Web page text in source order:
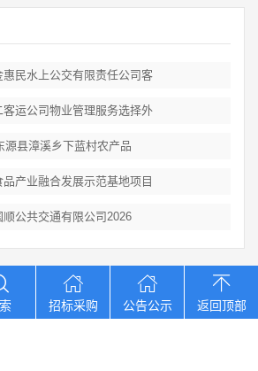
民水上公交有限责任公司客
客运公司物业管理服务选择外
源县漳溪乡下蓝村农产品
产业融合发展示范基地项目
顺公共交通有限公司2026
2026 中招招标网 版权所有 网站备案号：京
号-2
招标采购 公告公示 返回顶部